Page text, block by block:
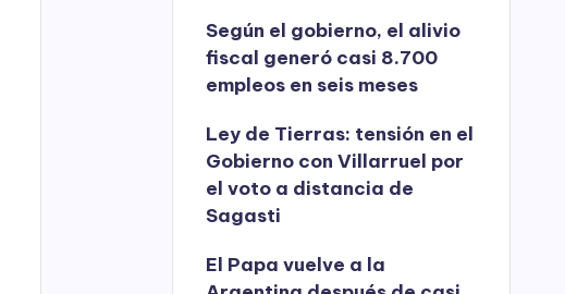
Según el gobierno, el alivio
fiscal generó casi 8.700
empleos en seis meses
Ley de Tierras: tensión en el
Gobierno con Villarruel por
el voto a distancia de
Sagasti
El Papa vuelve a la